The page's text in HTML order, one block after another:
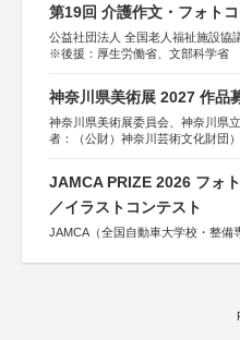
第19回 介護作文・フォト
公益社団法人 全国老人福祉施設協
※後援：厚生労働省、文部科学省
神奈川県美術展 2027 作品
神奈川県美術展委員会、神奈川県
者：（公財）神奈川芸術文化財団
JAMCA PRIZE 2026 フォ
／イラストコンテスト
JAMCA（全国自動車大学校・整備